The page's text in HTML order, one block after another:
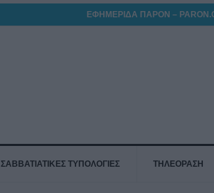
ΕΦΗΜΕΡΙΔΑ ΠΑΡΟΝ –
ΣΑΒΒΑΤΙΑΤΙΚΕΣ ΤΥΠΟΛΟΓΙΕΣ ΤΗΛΕΟΡΑΣΗ